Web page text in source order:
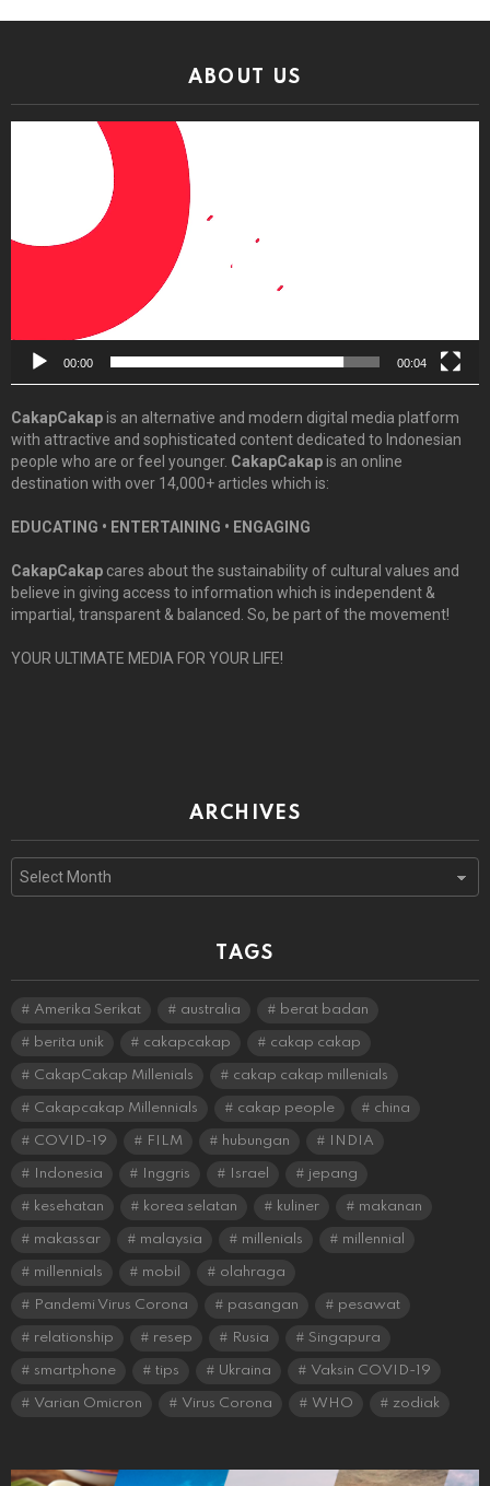
ABOUT US
00:00 00:04
CakapCakapis an alternative and modern digital media platform
with attractive and sophisticated content dedicated to Indonesian
people who are or feel younger. CakapCakapis an online
destination with over 14,000+ articles which is:
EDUCATING • ENTERTAINING • ENGAGING
CakapCakap cares about the sustainability of cultural values and
believe in giving access to information which is independent &
impartial, transparent & balanced. So, be part of the movement!
YOUR ULTIMATE MEDIA FOR YOUR LIFE!
ARCHIVES
TAGS
Amerika Serikat australia berat badan
berita unik cakapcakap cakap cakap
CakapCakap Millenials cakap cakap millenials
Cakapcakap Millennials cakap people china
COVID-19 FILM hubungan INDIA
Indonesia Inggris Israel jepang
kesehatan korea selatan kuliner makanan
makassar malaysia millenials millennial
millennials mobil olahraga
Pandemi Virus Corona pasangan pesawat
relationship resep Rusia Singapura
smartphone tips Ukraina Vaksin COVID-19
Varian Omicron Virus Corona WHO zodiak